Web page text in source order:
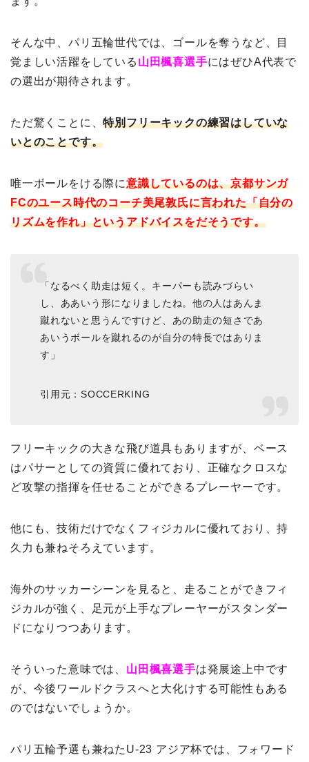
そんな中、パリ五輪世代では、ゴールを奪うなど、目
覚ましい活躍をしている 山田楓喜選手にはぜひA代表で
の選出が期待されます。
ただ驚くことに、特別フリーキックの練習はしていな
いとのことです。
唯一ボールをける際に意識しているのは、京都サンガ
FCのユース時代のコーチ美尾敦氏に言われた「自分の
リズムを作れ」というアドバイスをだそうです。
「なるべく助走は短く。キーパーも読みづらい
し、ああいう形になりましたね。他の人はあんま
蹴れないと思うんですけど、あの助走の短さであ
あいうボールを蹴れるのが自分の特長ではありま
す」
引用元：SOCCERKING
フリーキックの大きな飛び道具もありますが、ベース
はパサーとしての資質に優れており、正確なクロスな
ど攻撃の指揮を任せることができるプレーヤーです。
他にも、技術だけでなくフィジカルに優れており、持
久力も兼ねそろえています。
海外のサッカーシーンを見ると、走ることができフィ
ジカルが強く、足元が上手なプレーヤーがスタンダー
ドになりつつあります。
そういった意味では、 山田楓喜選手は発展途上中です
が、今後ワールドクラスへと大化けする可能性もある
のではないでしょうか。
パリ五輪予選も兼ねたU-23 アジア杯では、フォワード